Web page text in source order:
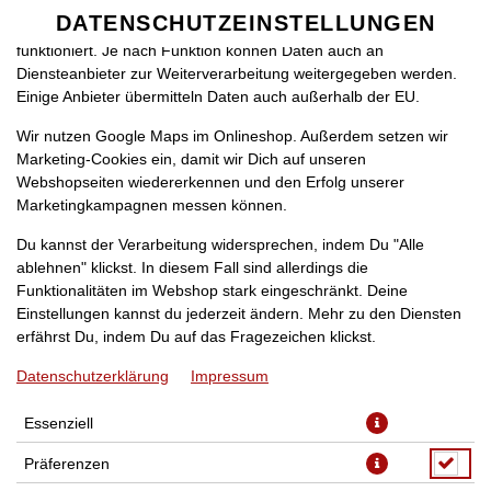
DE
SPRACHE ÄNDERN
KARTOFFEL-AUFLAUF 1
DATENSCHUTZEINSTELLUNGEN
benötigt, damit bei Deinem Besuch unseres Webshops auch alles
funktioniert. Je nach Funktion können Daten auch an
Diensteanbieter zur Weiterverarbeitung weitergegeben werden.
Einige Anbieter übermitteln Daten auch außerhalb der EU.
Wir nutzen Google Maps im Onlineshop. Außerdem setzen wir
Marketing-Cookies ein, damit wir Dich auf unseren
Webshopseiten wiedererkennen und den Erfolg unserer
Marketingkampagnen messen können.
Du kannst der Verarbeitung widersprechen, indem Du "Alle
ablehnen" klickst. In diesem Fall sind allerdings die
Funktionalitäten im Webshop stark eingeschränkt. Deine
Einstellungen kannst du jederzeit ändern. Mehr zu den Diensten
erfährst Du, indem Du auf das Fragezeichen klickst.
Datenschutzerklärung Impressum
Essenziell
Präferenzen